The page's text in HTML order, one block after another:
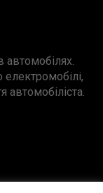
автомобілях.
автомобіліста.